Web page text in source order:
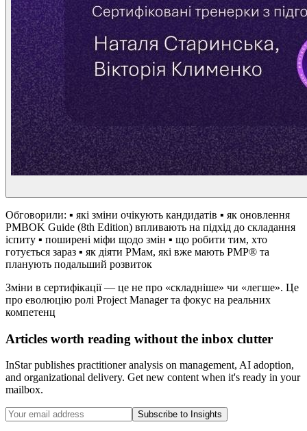
Обговорили: ▪ які зміни очікують кандидатів ▪ як оновлення
PMBOK Guide (8th Edition) впливають на підхід до складання
іспиту ▪ поширені міфи щодо змін ▪ що робити тим, хто
готується зараз ▪ як діяти РМам, які вже мають PMP® та
планують подальший розвиток
Зміни в сертифікації — це не про «складніше» чи «легше». Це
про еволюцію ролі Project Manager та фокус на реальних
компетенц
Articles worth reading without the inbox clutter
InStar publishes practitioner analysis on management, AI adoption,
and organizational delivery. Get new content when it's ready in your
mailbox.
Subscribe to Insights